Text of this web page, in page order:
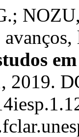
2019.